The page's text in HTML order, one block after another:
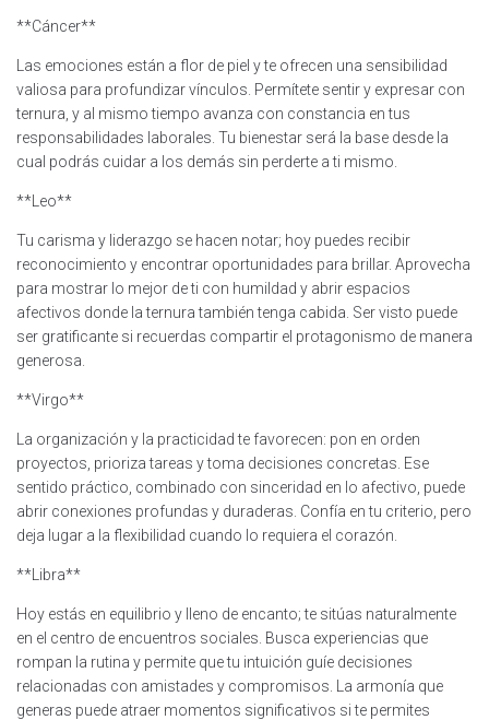
**Cáncer**
Las emociones están a flor de piel y te ofrecen una sensibilidad
valiosa para profundizar vínculos. Permítete sentir y expresar con
ternura, y al mismo tiempo avanza con constancia en tus
responsabilidades laborales. Tu bienestar será la base desde la
cual podrás cuidar a los demás sin perderte a ti mismo.
**Leo**
Tu carisma y liderazgo se hacen notar; hoy puedes recibir
reconocimiento y encontrar oportunidades para brillar. Aprovecha
para mostrar lo mejor de ti con humildad y abrir espacios
afectivos donde la ternura también tenga cabida. Ser visto puede
ser gratificante si recuerdas compartir el protagonismo de manera
generosa.
**Virgo**
La organización y la practicidad te favorecen: pon en orden
proyectos, prioriza tareas y toma decisiones concretas. Ese
sentido práctico, combinado con sinceridad en lo afectivo, puede
abrir conexiones profundas y duraderas. Confía en tu criterio, pero
deja lugar a la flexibilidad cuando lo requiera el corazón.
**Libra**
Hoy estás en equilibrio y lleno de encanto; te sitúas naturalmente
en el centro de encuentros sociales. Busca experiencias que
rompan la rutina y permite que tu intuición guíe decisiones
relacionadas con amistades y compromisos. La armonía que
generas puede atraer momentos significativos si te permites